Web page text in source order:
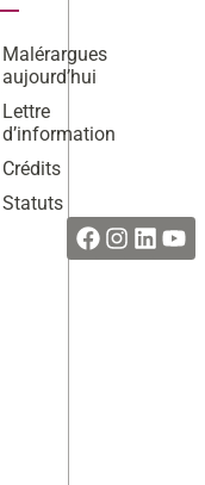
Malérargues
aujourd’hui
Lettre
d’information
Crédits
Statuts